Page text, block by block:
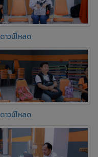
ดาวน์โหลด
ดาวน์โหลด